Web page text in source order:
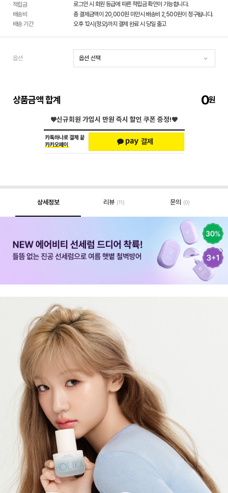
적립금
로그인 시 회원 등급에 따른 적립금 확인이 가능합니다.
배송비
총 결제금액이 20,000원 미만시 배송비 2,500원이 청구됩니다.
배송 기간
오후 12시(정오)까지 결제 완료 시 당일 출고
옵션
상품금액 합계 0
♥신규회원 가입시 만원 즉시 할인 쿠폰 증정!♥
상세정보 리뷰 (11) 문의 (0)